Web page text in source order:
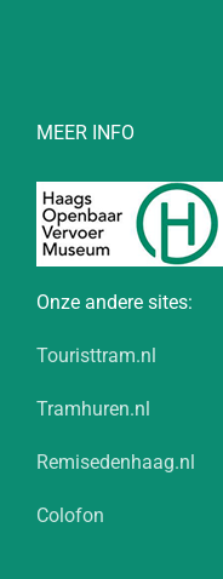
MEER INFO
Onze andere sites:
Touristtram.nl
Tramhuren.nl
Remisedenhaag.nl
Colofon